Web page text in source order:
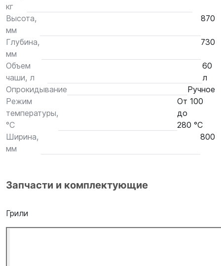
кг
Высота,
мм
870
Глубина,
мм
730
Объем
чаши, л
60
л
Опрокидывание
Ручное
Режим
температуры,
°С
От 100
до
280 °С
Ширина,
мм
800
Запчасти и комплектующие
Грили